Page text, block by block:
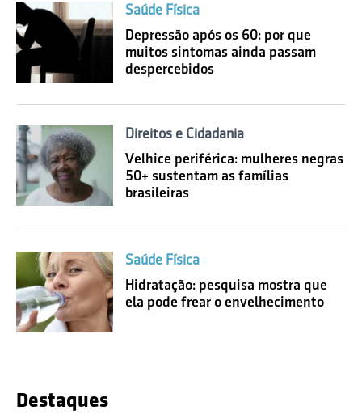
Saúde Física
Depressão após os 60: por que
muitos sintomas ainda passam
despercebidos
Direitos e Cidadania
Velhice periférica: mulheres negras
50+ sustentam as famílias
brasileiras
Saúde Física
Hidratação: pesquisa mostra que
ela pode frear o envelhecimento
Destaques